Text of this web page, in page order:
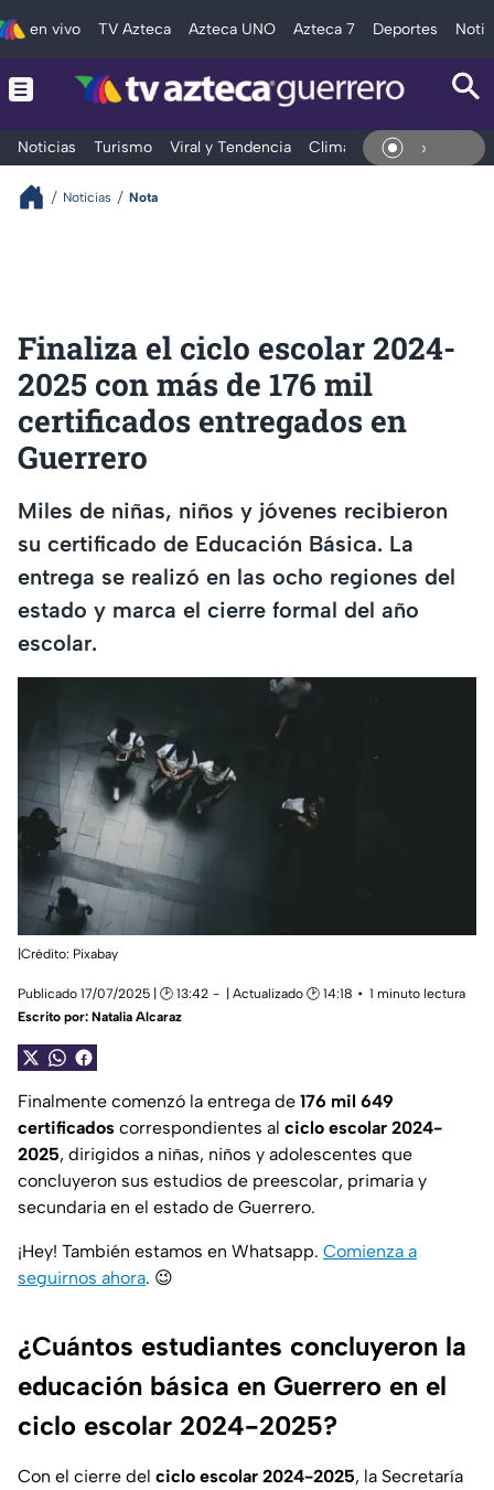
en vivo TV Azteca Azteca UNO Azteca 7 Deportes
Noticias Turismo Viral y Tendencia Clima Deportes En
Noticias Nota
Finaliza el ciclo escolar 2024-
2025 con más de 176 mil
certificados entregados en
Guerrero
Miles de niñas, niños y jóvenes recibieron
su certificado de Educación Básica. La
entrega se realizó en las ocho regiones del
estado y marca el cierre formal del año
escolar.
|Crédito: Pixabay
Publicado 17/07/2025 | 🕑 13:42 | Actualizado 🕑 14:18
1 minuto lectura
Escrito por: Natalia Alcaraz
Finalmente comenzó la entrega de 176 mil 649
certificados correspondientes al ciclo escolar 2024-
2025, dirigidos a niñas, niños y adolescentes que
concluyeron sus estudios de preescolar, primaria y
secundaria en el estado de Guerrero.
¡Hey! También estamos en Whatsapp. Comienza a
seguirnos ahora. 😉
¿Cuántos estudiantes concluyeron la
educación básica en Guerrero en el
ciclo escolar 2024-2025?
Con el cierre del ciclo escolar 2024-2025, la Secretaría